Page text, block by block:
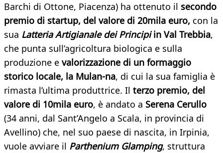
Barchi di Ottone, Piacenza) ha ottenuto il secondo
premio di startup, del valore di 20mila euro, con la
sua Latteria Artigianale dei Principiin Val Trebbia,
che punta sull’agricoltura biologica e sulla
produzione e valorizzazione di un formaggio
storico locale, la Mulan-na, di cui la sua famiglia è
rimasta l’ultima produttrice. Il terzo premio, del
valore di 10mila euro, è andato a Serena Cerullo
(34 anni, dal Sant’Angelo a Scala, in provincia di
Avellino) che, nel suo paese di nascita, in Irpinia,
vuole avviare il Parthenium Glamping, struttura